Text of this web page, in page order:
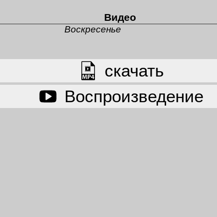
Видео
Воскресенье
cкачать
Воспроизведение